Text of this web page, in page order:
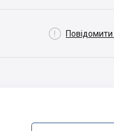
 Повідомити